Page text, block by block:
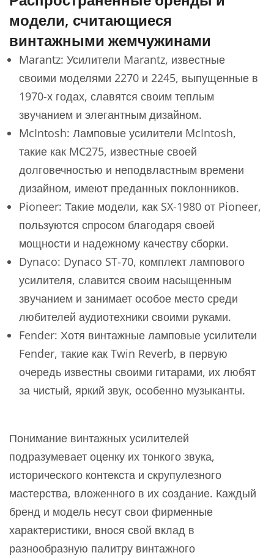
модели, считающиеся
винтажными жемчужинами
Marantz: Усилители Marantz, известные
своими моделями 2270 и 2245, выпущенные в
1970-х годах, славятся своим теплым
звучанием и элегантным дизайном.
McIntosh: Ламповые усилители McIntosh,
такие как MC275, известные своей
долговечностью и неподвластным времени
дизайном, имеют преданных поклонников.
Pioneer: Такие модели, как SX-1980 от Pioneer,
пользуются спросом благодаря своей
мощности и надежному качеству сборки.
Dynaco: Dynaco ST-70, комплект лампового
усилителя, славится своим насыщенным
звучанием и занимает особое место среди
любителей аудиотехники своими руками.
Fender: Хотя винтажные ламповые усилители
Fender, такие как Twin Reverb, в первую
очередь известны своими гитарами, их любят
за чистый, яркий звук, особенно музыканты.
Понимание винтажных усилителей
подразумевает оценку их тонкого звука,
исторического контекста и скрупулезного
мастерства, вложенного в их создание. Каждый
бренд и модель несут свои фирменные
характеристики, внося свой вклад в
разнообразную палитру винтажного